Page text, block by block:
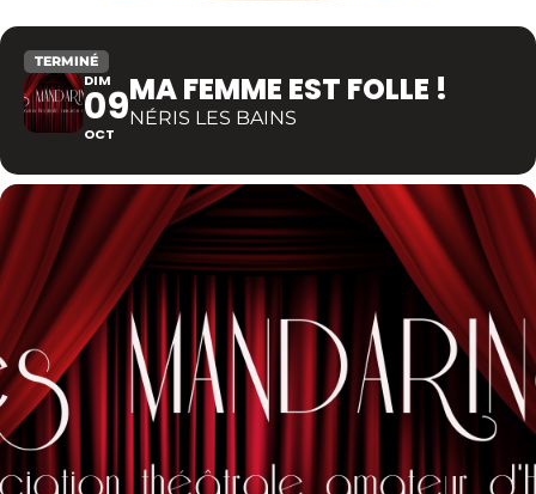
TERMINÉ
DIM
09
OCT
MA FEMME EST FOLLE !
NÉRIS LES BAINS